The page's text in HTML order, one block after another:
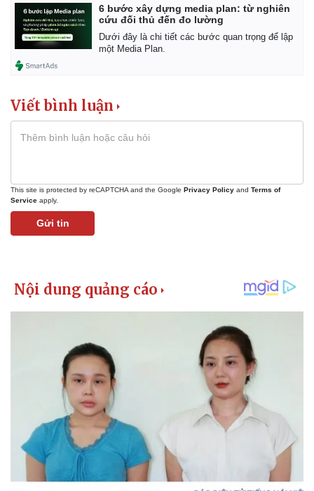
Lịch thi đấu bóng đá
Thế giới thể thao
eSports
Hậu trường
Xe máy
Tư vấn
Doanh nghiệp
Thông tin doanh nghiệp
Doanh nghiệp 24h
Doanh nhân
Vì cộng đồng
Công nghệ
Sành điệu
Tin Công nghệ
Trải nghiệm
Chuyển đổi số
6 bước xây dựng media plan: từ nghiên
cứu đối thủ đến đo lường
Dưới đây là chi tiết các bước quan trọng để lập
một Media Plan.
Viết bình luận
This site is protected by reCAPTCHA and the Google Privacy Policy and Terms of
Service apply.
Gửi tin